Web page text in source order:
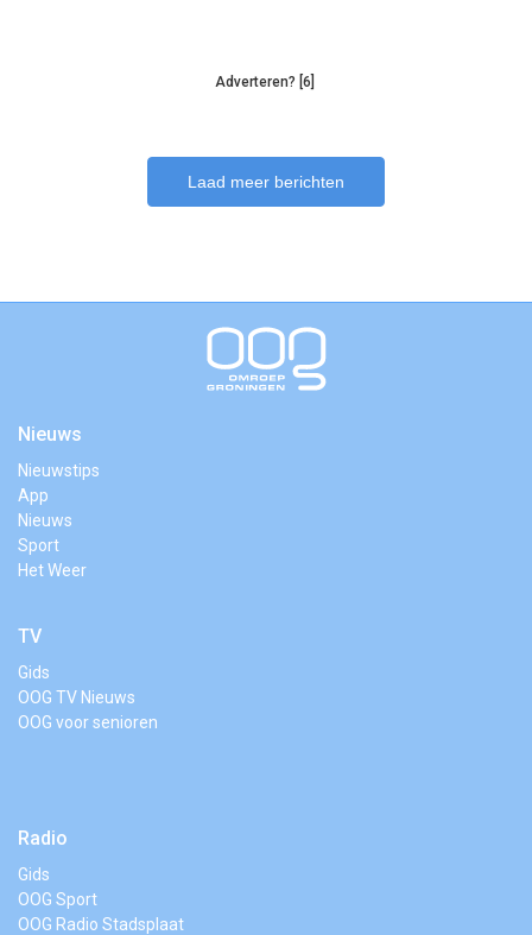
Adverteren? [6]
Laad meer berichten
Nieuws
Nieuwstips
App
Nieuws
Sport
Het Weer
TV
Gids
OOG TV Nieuws
OOG voor senioren
Radio
Gids
OOG Sport
OOG Radio Stadsplaat